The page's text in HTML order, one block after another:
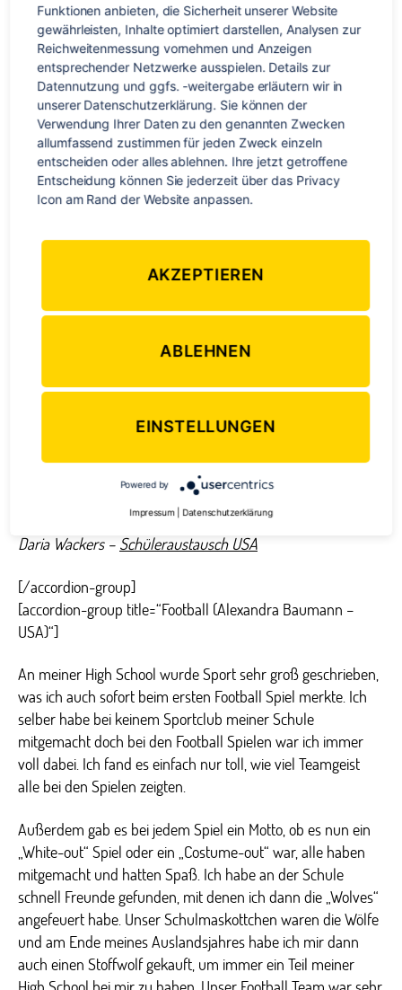
der ganzen Stadt und besonders allen Fans unseres Teams
war einfach hinreißend. Der Auflauf von Allen war riesig. Die
ganze Nacht wurde in die Schulfarben getaucht. Die
Zuschauer ließen sich von nichts abhalten und weder ließen
wir eine Möglichkeit aus unsere Mannschaft anzufeuern. Die
ganze Tribüne war nur in blau und gelb getunkt, die
Menschen waren in Trikots, hatten bunte Masken, hatten
gelbe und blaue Gesichtsfarbe benutzt, waren in passende
Schals gehüllt und unterstützen das Team mit
Sprechgesang, riesigen Plakaten und Anfeuerungen.
„Stunts“ machen und die Stimmung mit unserem Gesang
waren natürlich auch angemessen ausgestattet mit großen
Schleifen, unserer Uniform, unseren einheitlichen Mützen,
Schon allein die Vorbereitung und die Choreographien
während und vor einem Spiel und es war einfach ein
angenehmer und neuer Sport der für mich einfach was
Besonderes ist und zu meiner Zeit in Amerika einfach
Daria Wackers – Schüleraustausch USA
[/accordion-group]
[accordion-group title=“Football (Alexandra Baumann –
USA)“]
An meiner High School wurde Sport sehr groß geschrieben,
was ich auch sofort beim ersten Football Spiel merkte. Ich
selber habe bei keinem Sportclub meiner Schule
mitgemacht doch bei den Football Spielen war ich immer
voll dabei. Ich fand es einfach nur toll, wie viel Teamgeist
alle bei den Spielen zeigten.
Außerdem gab es bei jedem Spiel ein Motto, ob es nun ein
„White-out“ Spiel oder ein „Costume-out“ war, alle haben
mitgemacht und hatten Spaß. Ich habe an der Schule
schnell Freunde gefunden, mit denen ich dann die „Wolves“
angefeuert habe. Unser Schulmaskottchen waren die Wölfe
und am Ende meines Auslandsjahres habe ich mir dann
auch einen Stoffwolf gekauft, um immer ein Teil meiner
Funktionen anbieten, die Sicherheit unserer Website
gewährleisten, Inhalte optimiert darstellen, Analysen zur
Reichweitenmessung vornehmen und Anzeigen
entsprechender Netzwerke ausspielen. Details zur
Datennutzung und ggfs. -weitergabe erläutern wir in
unserer Datenschutzerklärung. Sie können der
Verwendung Ihrer Daten zu den genannten Zwecken
allumfassend zustimmen für jeden Zweck einzeln
entscheiden oder alles ablehnen. Ihre jetzt getroffene
Entscheidung können Sie jederzeit über das Privacy
Icon am Rand der Website anpassen.
AKZEPTIEREN
ABLEHNEN
EINSTELLUNGEN
Powered by
Impressum Datenschutzerklärung